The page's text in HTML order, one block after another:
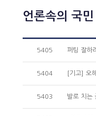
언론속의 국민
5405 퍼팅 잘하
5404 [기고] 오
5403 발로 치는